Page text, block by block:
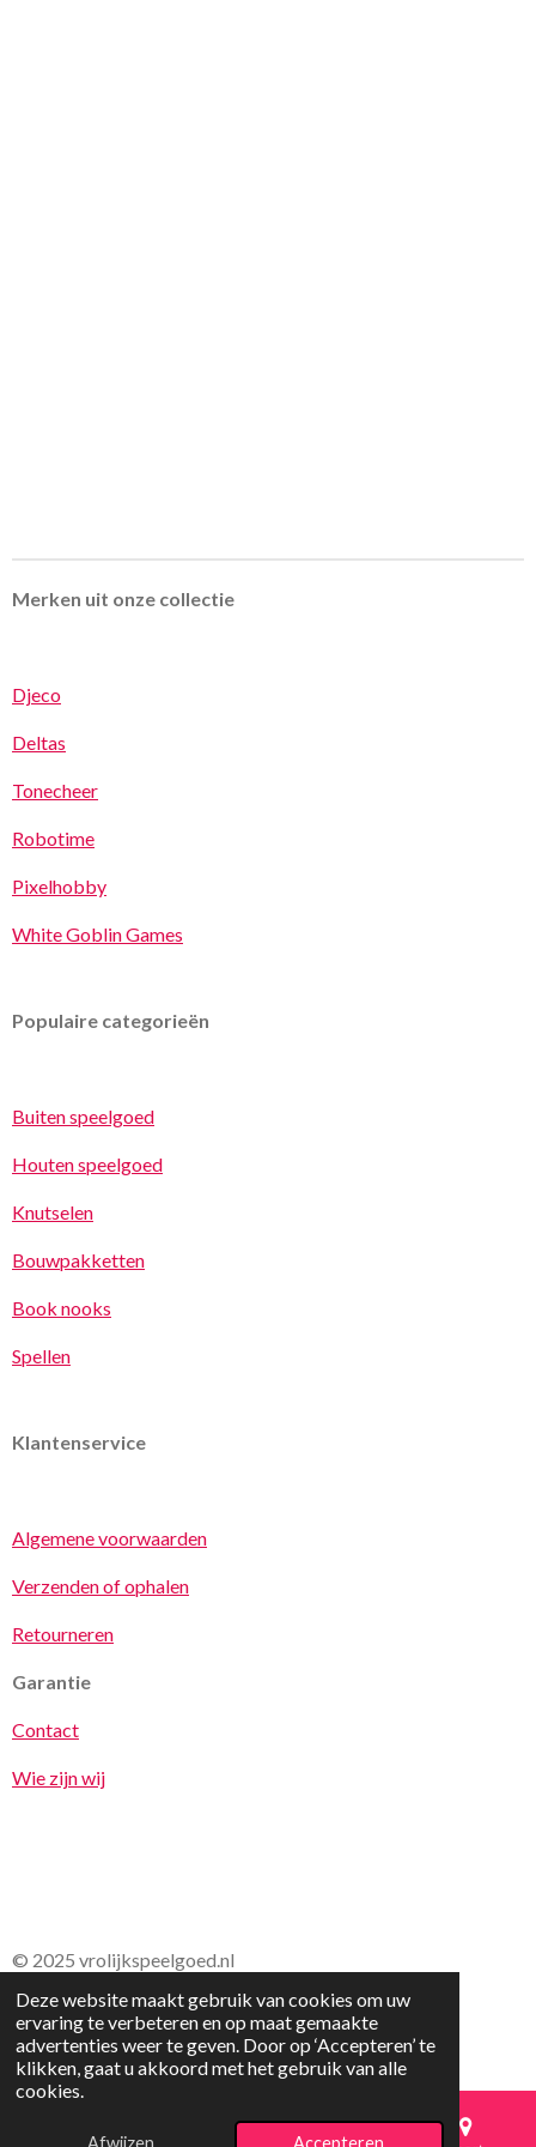
Deze website maakt gebruik van cookies om uw
ervaring te verbeteren en op maat gemaakte
advertenties weer te geven. Door op ‘Accepteren’ te
klikken, gaat u akkoord met het gebruik van alle
cookies.
Merken uit onze collectie
Djeco
Deltas
Tonecheer
Robotime
Pixelhobby
White Goblin Games
Populaire categorieën
Buiten speelgoed
Houten speelgoed
Knutselen
Bouwpakketten
Book nooks
Spellen
Klantenservice
Algemene voorwaarden
Verzenden of ophalen
Retourneren
Garantie
Contact
Wie zijn wij
© 2025 vrolijkspeelgoed.nl